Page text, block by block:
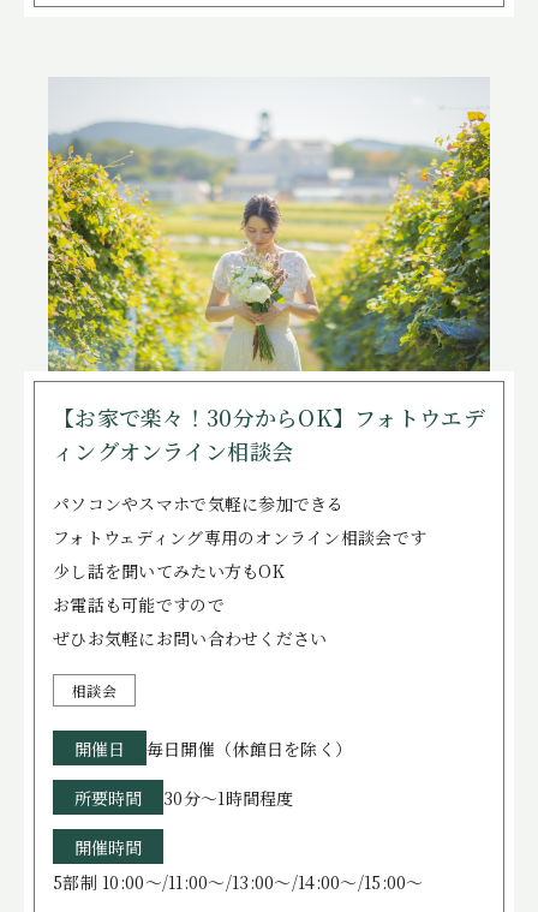
【お家で楽々！30分からOK】フォトウエデ
ィングオンライン相談会
パソコンやスマホで気軽に参加できる
フォトウェディング専用のオンライン相談会です
少し話を聞いてみたい方もOK
お電話も可能ですので
ぜひお気軽にお問い合わせください
相談会
開催日 毎日開催（休館日を除く）
所要時間 30分～1時間程度
開催時間
5部制 10:00～/11:00～/13:00～/14:00～/15:00～